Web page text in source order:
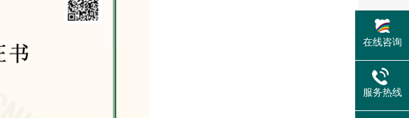
在线咨询
服务热线